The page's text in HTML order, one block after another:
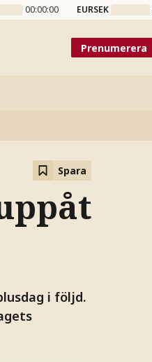
00:00:00 EURSEK
Prenumerera
Spara
i följd.